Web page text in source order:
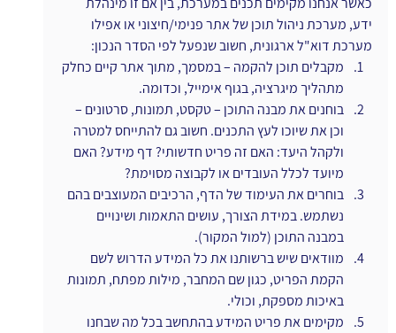
ידע, מערכת ניהול תוכן של אתר פנימי/חיצוני או אפילו
מערכת דוא"ל ארגונית, חשוב שנפעל לפי הסדר הנכון:
מקבלים תוכן להקמה – במסמך, מתוך אתר קיים כחלק
מתהליך מיגרציה, בגוף אימייל, וכדומה.
בוחנים את מבנה התוכן – טקסט, תמונות, סרטונים –
וכן את שיוכו לעץ התכנים. חשוב גם להתייחס למטרה
ולקהל היעד: האם זה פריט חדשותי? דף מידע? האם
מיועד לכלל העובדים או לקבוצה מסוימת?
בוחרים את העימוד של הדף, הרכיבים המעוצבים בהם
נשתמש. במידת הצורך, עושים התאמות ושינויים
במבנה התוכן (למול המקור).
מוודאים שיש ברשותנו את כל המידע הדרוש לשם
הקמת הפריט, כגון שם המחבר, מילות מפתח, תמונות
באיכות מספקת, וכולי.
מקימים את פריט המידע בהתחשב בכל מה שבחנו